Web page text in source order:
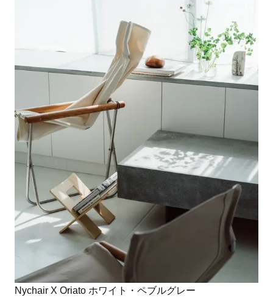
Nychair X Oriato ホワイト・ペブルグレー